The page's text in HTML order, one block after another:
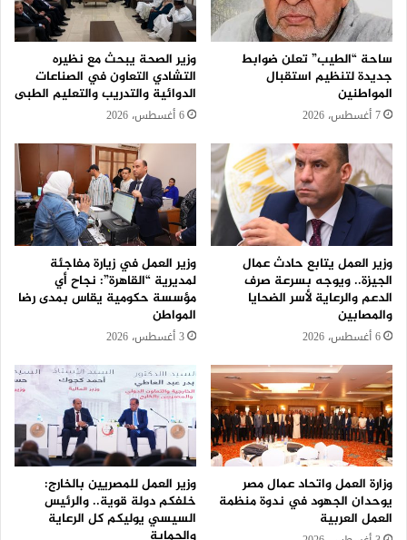
ساحة “الطيب” تعلن ضوابط
جديدة لتنظيم استقبال
المواطنين
7 أغسطس، 2026
وزير الصحة يبحث مع نظيره
التشادي التعاون في الصناعات
الدوائية والتدريب والتعليم الطبى
6 أغسطس، 2026
وزير العمل يتابع حادث عمال
الجيزة.. ويوجه بسرعة صرف
الدعم والرعاية لأسر الضحايا
والمصابين
6 أغسطس، 2026
وزير العمل في زيارة مفاجئة
لمديرية “القاهرة”: نجاح أي
مؤسسة حكومية يقاس بمدى رضا
المواطن
3 أغسطس، 2026
وزارة العمل واتحاد عمال مصر
يوحدان الجهود في ندوة منظمة
العمل العربية
وزير العمل للمصريين بالخارج:
خلفكم دولة قوية.. والرئيس
السيسي يوليكم كل الرعاية